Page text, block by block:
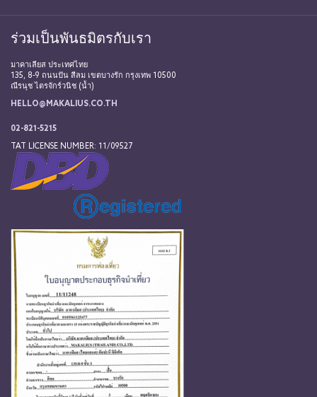
ร่วมเป็นพันธมิตรกับเรา
มาคาเลียส ประเทศไทย
135, 8-9 ถนนปัน สีลม เขตบางรัก กรุงเทพ 10500
ณีรนุช ไตรจักร์วนิช (น้ำ)
HELLO@MAKALIUS.CO.TH
02-821-5215
TAT LICENSE NUMBER: 11/09527